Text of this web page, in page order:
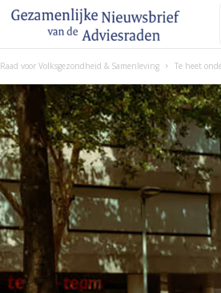
b
Raad voor Volksgezondheid & Samenleving Te heet